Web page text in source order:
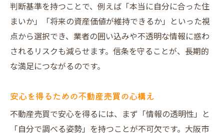
不動産売買で資産価値と安全性を守る考え
方
大阪市で資産価値重視の不動産売買成功法
安全性と資産性を両立させる不動産売買の
工夫
不動産売買で将来価値が落ちにくい選び方
解説
判断基準を持つことで、例えば「本当に自分に合った住
まいか」「将来の資産価値が維持できるか」といった視
点から選択でき、業者の囲い込みや不透明な情報に惑わ
されるリスクも減らせます。信条を守ることが、長期的
な満足につながるのです。
安心を得るための不動産売買の心構え
不動産売買で安心を得るには、まず「情報の透明性」と
「自分で調べる姿勢」を持つことが不可欠です。大阪市